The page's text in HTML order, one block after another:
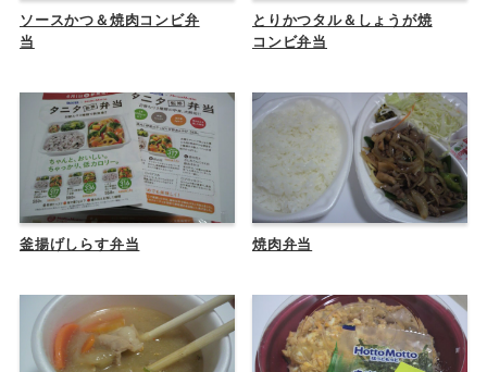
ソースかつ＆焼肉コンビ弁
当
とりかつタル＆しょうが焼
コンビ弁当
釜揚げしらす弁当 焼肉弁当